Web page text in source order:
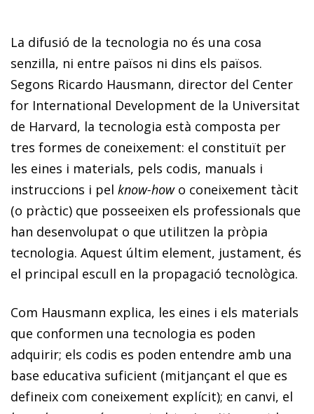
La difusió de la tecnologia no és una cosa
senzilla, ni entre països ni dins els països.
Segons Ricardo Hausmann, director del Center
for International Development de la Universitat
de Harvard, la tecnologia està composta per
tres formes de coneixement: el constituït per
les eines i materials, pels codis, manuals i
instruccions i pel know-howo coneixement tàcit
(o pràctic) que posseeixen els professionals que
han desenvolupat o que utilitzen la pròpia
tecnologia. Aquest últim element, justament, és
el principal escull en la propagació tecnològica.
Com Hausmann explica, les eines i els materials
que conformen una tecnologia es poden
adquirir; els codis es poden entendre amb una
base educativa suficient (mitjançant el que es
defineix com coneixement explícit); en canvi, el